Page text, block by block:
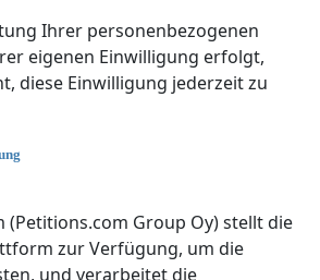
Ihrer personenbezogenen
eigenen Einwilligung erfolgt,
diese Einwilligung jederzeit zu
(Petitions.com Group Oy) stellt die
zur Verfügung, um die
und verarbeitet die